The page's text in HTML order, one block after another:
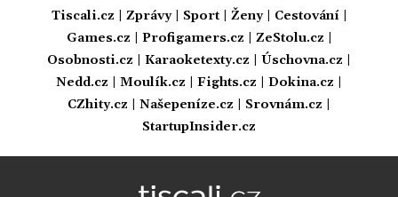
Tiscali.cz Zprávy| Sport| Ženy| Cestování|
Games.cz
Profigamers.cz ZeStolu.cz
Osobnosti.cz
Karaoketexty.cz Úschovna.cz
Nedd.cz
Moulík.cz Fights.cz Dokina.cz
CZhity.cz
Našepeníze.cz Srovnám.cz
StartupInsider.cz